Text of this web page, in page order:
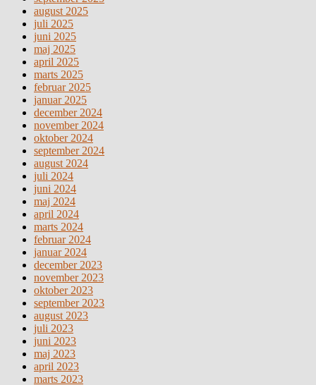
august 2025
juli 2025
juni 2025
maj 2025
april 2025
marts 2025
februar 2025
januar 2025
december 2024
november 2024
oktober 2024
september 2024
august 2024
juli 2024
juni 2024
maj 2024
april 2024
marts 2024
februar 2024
januar 2024
december 2023
november 2023
oktober 2023
september 2023
august 2023
juli 2023
juni 2023
maj 2023
april 2023
marts 2023